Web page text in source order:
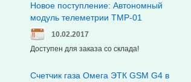
Новое поступление: Автономный
модуль телеметрии ТМР-01
10.02.2017
Доступен для заказа со склада!
Счетчик газа Омега ЭТК GSM G4 в